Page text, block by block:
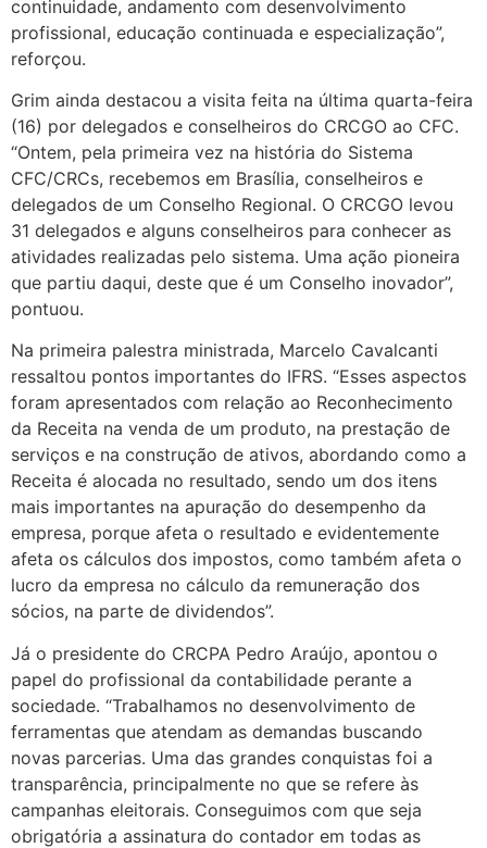
continuidade, andamento com desenvolvimento
profissional, educação continuada e especialização”,
reforçou.
Grim ainda destacou a visita feita na última quarta-feira
(16) por delegados e conselheiros do CRCGO ao CFC.
“Ontem, pela primeira vez na história do Sistema
CFC/CRCs, recebemos em Brasília, conselheiros e
delegados de um Conselho Regional. O CRCGO levou
31 delegados e alguns conselheiros para conhecer as
atividades realizadas pelo sistema. Uma ação pioneira
que partiu daqui, deste que é um Conselho inovador”,
pontuou.
Na primeira palestra ministrada, Marcelo Cavalcanti
ressaltou pontos importantes do IFRS. “Esses aspectos
foram apresentados com relação ao Reconhecimento
da Receita na venda de um produto, na prestação de
serviços e na construção de ativos, abordando como a
Receita é alocada no resultado, sendo um dos itens
mais importantes na apuração do desempenho da
empresa, porque afeta o resultado e evidentemente
afeta os cálculos dos impostos, como também afeta o
lucro da empresa no cálculo da remuneração dos
sócios, na parte de dividendos”.
Já o presidente do CRCPA Pedro Araújo, apontou o
papel do profissional da contabilidade perante a
sociedade. “Trabalhamos no desenvolvimento de
ferramentas que atendam as demandas buscando
novas parcerias. Uma das grandes conquistas foi a
transparência, principalmente no que se refere às
campanhas eleitorais. Conseguimos com que seja
obrigatória a assinatura do contador em todas as